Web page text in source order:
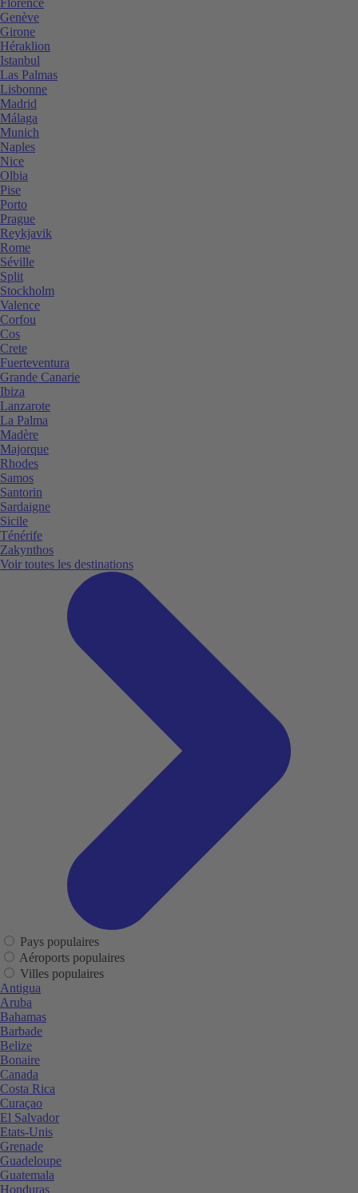
Genève
Girone
Héraklion
Istanbul
Las Palmas
Lisbonne
Madrid
Málaga
Munich
Naples
Nice
Olbia
Pise
Porto
Prague
Reykjavik
Rome
Séville
Split
Stockholm
Valence
Corfou
Cos
Crete
Fuerteventura
Grande Canarie
Ibiza
Lanzarote
La Palma
Madère
Majorque
Rhodes
Samos
Santorin
Sardaigne
Sicile
Ténérife
Zakynthos
Voir toutes les destinations
Pays populaires
Aéroports populaires
Villes populaires
Antigua
Aruba
Bahamas
Barbade
Belize
Bonaire
Canada
Costa Rica
Curaçao
El Salvador
Etats-Unis
Grenade
Guadeloupe
Guatemala
Honduras